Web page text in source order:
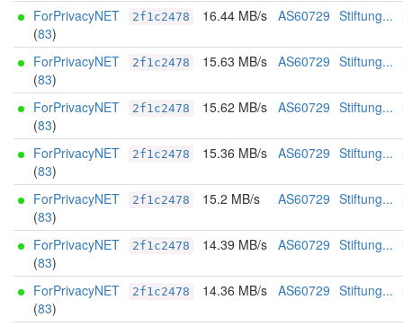
ForPrivacyNET
(83)
2f1c2478 16.44 MB/s AS60729 Stiftung...
ForPrivacyNET
(83)
2f1c2478 15.63 MB/s AS60729 Stiftung...
ForPrivacyNET
(83)
2f1c2478 15.62 MB/s AS60729 Stiftung...
ForPrivacyNET
(83)
2f1c2478 15.36 MB/s AS60729 Stiftung...
ForPrivacyNET
(83)
2f1c2478 15.2 MB/s AS60729 Stiftung...
ForPrivacyNET
(83)
2f1c2478 14.39 MB/s AS60729 Stiftung...
ForPrivacyNET
(83)
2f1c2478 14.36 MB/s AS60729 Stiftung...